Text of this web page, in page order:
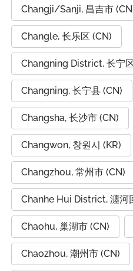
Changji/Sanji, 昌吉市
Changle, 长乐区 (CN)
Changning District, 长宁
Changning, 长宁县 (CN)
Changsha, 长沙市 (CN)
Changwon, 창원시 (KR)
Changzhou, 常州市 (CN)
Chanhe Hui District, 瀍河
Chaohu, 巢湖市 (CN)
Chaozhou, 潮州市 (CN)